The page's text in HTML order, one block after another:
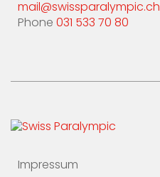
mail@swissparalympic.ch
Phone 031 533 70 80
Impressum